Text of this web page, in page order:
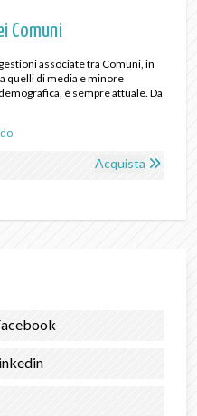
Comuni
associate tra Comuni, in
quelli di media e minore
è sempre attuale. Da
Acquista